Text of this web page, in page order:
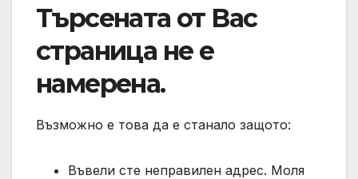
Търсената от Вас
страница не е
намерена.
Възможно е това да е станало защото:
Въвели сте неправилен адрес. Моля